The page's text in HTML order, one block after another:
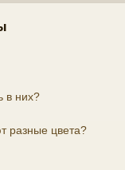
в них?
разные цвета?